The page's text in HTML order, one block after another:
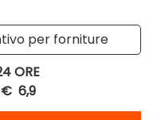
per forniture
ORE
€ 6,9